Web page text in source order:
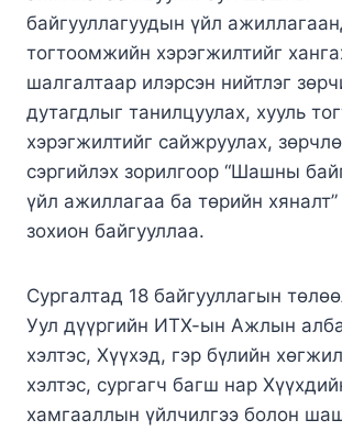
байгууллагуудын үйл
тогтоомжийн хэрэгжилтийг
шалгалтаар илэрсэн нийтлэг
дутагдлыг танилцуулах, хууль
хэрэгжилтийг сайжруулах,
сэргийлэх зорилгоор “Шашны
үйл ажиллагаа ба төрийн хяналт”
зохион байгууллаа.
Сургалтад 18 байгууллагын
Уул дүүргийн ИТХ-ын Ажлын
хэлтэс, Хүүхэд, гэр бүлийн
хэлтэс, сургагч багш нар
хамгааллын үйлчилгээ болон